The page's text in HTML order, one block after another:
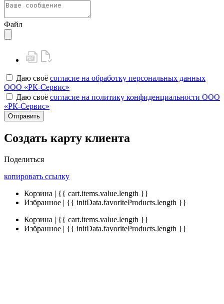
Файл
Даю своё согласие на обработку персональных данных
ООО «РК-Сервис»
Даю своё согласие на политику конфиденциальности ООО
«РК-Сервис»
Отправить
Создать карту клиента
Поделиться
копировать ссылку
Корзина | {{ cart.items.value.length }}
Избранное | {{ initData.favoriteProducts.length }}
Корзина | {{ cart.items.value.length }}
Избранное | {{ initData.favoriteProducts.length }}